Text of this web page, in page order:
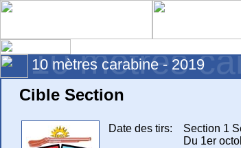
10 mètres
10 mètres carabine - 2019
Cible Section
Date des tirs:
Section 1
Du 1er